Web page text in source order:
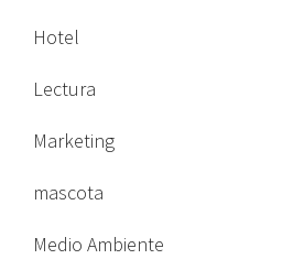
Hotel
Lectura
Marketing
mascota
Medio Ambiente